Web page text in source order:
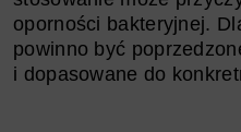
oporności bakteryjnej.
powinno być
i dopasowane do